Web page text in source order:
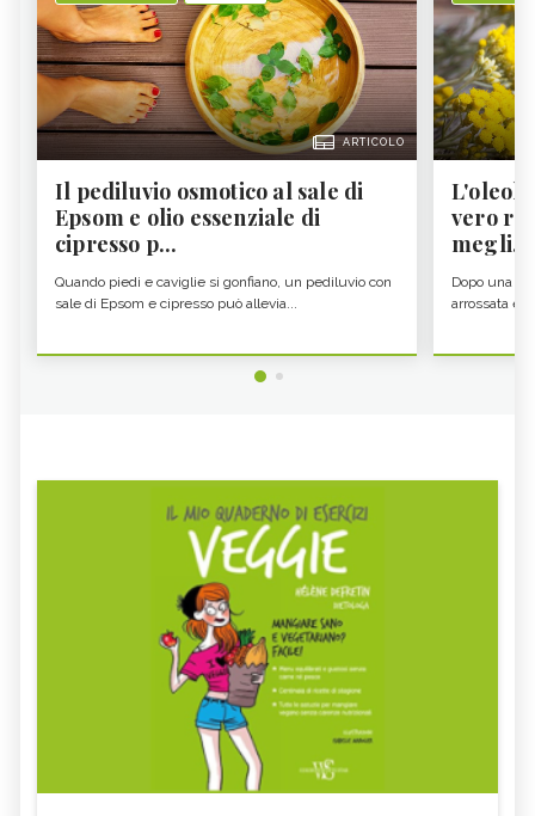
ARTICOLO
Il pediluvio osmotico al sale di
Epsom e olio essenziale di
cipresso p...
Quando piedi e caviglie si gonfiano, un pediluvio con
sale di Epsom e cipresso può allevia...
vero re
megli...
Dopo una
arrossata e